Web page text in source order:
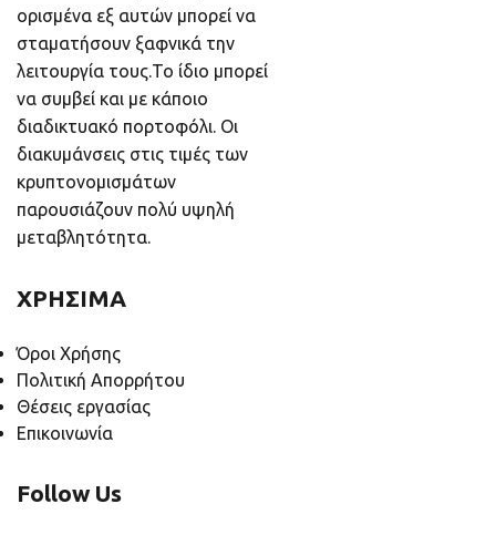
ορισμένα εξ αυτών μπορεί να
σταματήσουν ξαφνικά την
λειτουργία τους.Το ίδιο μπορεί
να συμβεί και με κάποιο
διαδικτυακό πορτοφόλι. Οι
διακυμάνσεις στις τιμές των
κρυπτονομισμάτων
παρουσιάζουν πολύ υψηλή
μεταβλητότητα.
ΧΡΗΣΙΜΑ
Όροι Χρήσης
Πολιτική Απορρήτου
Θέσεις εργασίας
Επικοινωνία
Follow Us